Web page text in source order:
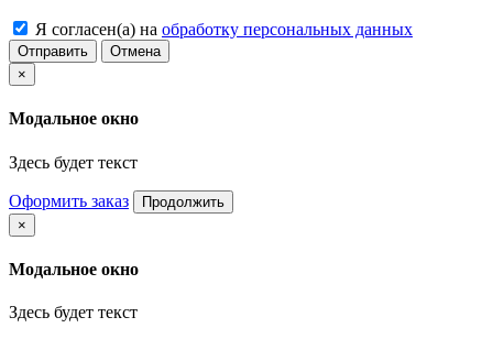
Я согласен(а) на обработку персональных данных
Отправить
Отмена
×
Модальное окно
Здесь будет текст
Оформить заказ
Продолжить
×
Модальное окно
Здесь будет текст